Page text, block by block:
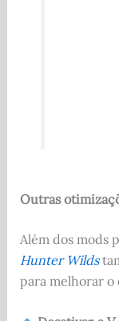
Outras
Além dos mods
Hunter Wilds
para melhorar o